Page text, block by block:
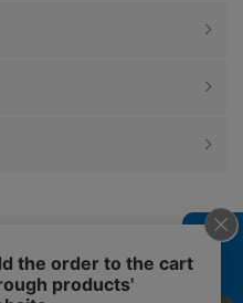
ットコム
） 306609804230号
：平成27年11月19日
所生活衛生課）